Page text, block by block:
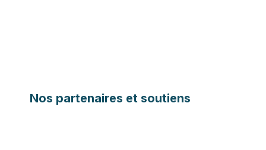
Nos partenaires et soutiens